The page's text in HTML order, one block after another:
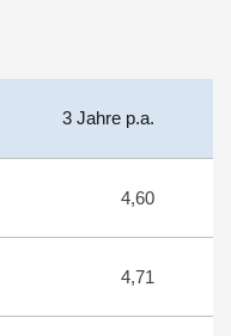
3 Jahre p.a.
4,60
4,71